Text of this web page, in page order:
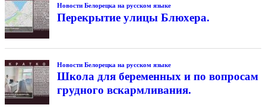
Новости Белорецка на русском языке
Перекрытие улицы Блюхера.
Новости Белорецка на русском языке
Школа для беременных и по вопросам
грудного вскармливания.